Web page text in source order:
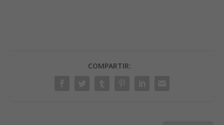
COMPARTIR: